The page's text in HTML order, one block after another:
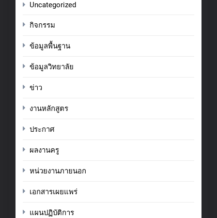
Uncategorized
กิจกรรม
ข้อมูลพื้นฐาน
ข้อมูลวิทยาลัย
ข่าว
งานหลักสูตร
ประกาศ
ผลงานครู
หน่วยงานภายนอก
เอกสารเผยแพร่
แผนปฏิบัติการ